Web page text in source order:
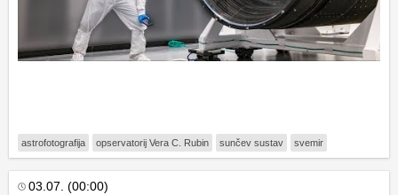
astrofotografija opservatorij Vera C. Rubin sunčev sustav svemir
03.07. (00:00)